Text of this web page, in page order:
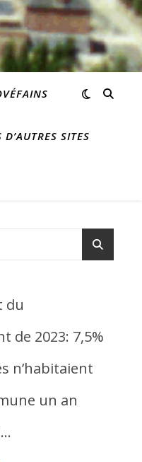
D’AUTRES SITES
du
de 2023: 7,5%
n’habitaient
un an